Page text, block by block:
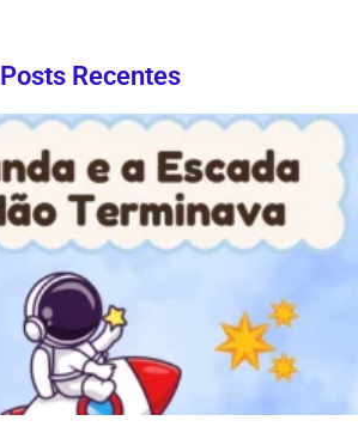
Posts Recentes